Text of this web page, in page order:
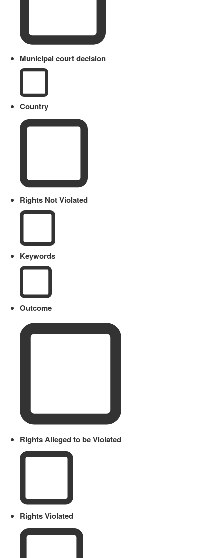
Municipal court decision
Country
Rights Not Violated
Keywords
Outcome
Rights Alleged to be Violated
Rights Violated